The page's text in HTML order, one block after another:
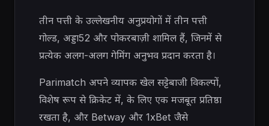
तीन पत्ती के उल्लेखनीय अनुप्रयोगों में तीन पत्ती
गोल्ड, अड्डा52 और पोकरबाज़ी शामिल हैं, जिनमें से
प्रत्येक अलग-अलग गेमिंग अनुभव प्रदान करता है।
Parimatch अपने व्यापक खेल सट्टेबाजी विकल्पों,
विशेष रूप से क्रिकेट में, के लिए एक मजबूत प्रतिष्ठा
रखता है, और Betway और 1xBet जैसे